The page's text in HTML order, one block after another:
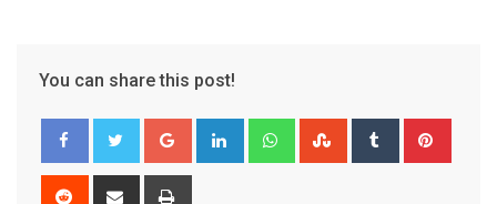
You can share this post!
Google+ LinkedIn WhatsappStumbleUpon
Tumblr
Reddit
Share